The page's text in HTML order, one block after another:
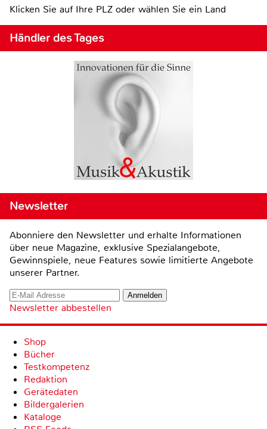
Klicken Sie auf Ihre PLZ oder wählen Sie ein Land
Händler des Tages
Newsletter
Abonniere den Newsletter und erhalte Informationen
über neue Magazine, exklusive Spezialangebote,
Gewinnspiele, neue Features sowie limitierte Angebote
unserer Partner.
Newsletter abbestellen
Shop
Bücher
Testkompetenz
Redaktion
Gerätedaten
Bildergalerien
Kataloge